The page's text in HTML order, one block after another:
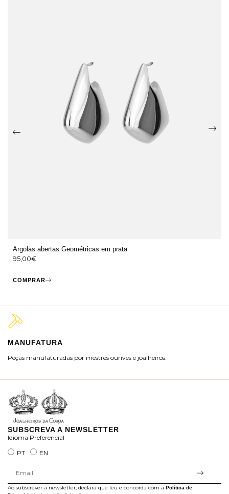
Argolas abertas Geométricas em prata
95,00€
COMPRAR
MANUFATURA
Peças manufaturadas por mestres ourives e joalheiros.
SUBSCREVA A NEWSLETTER
Idioma Preferencial
PT
EN
Ao subscrever à newsletter, declara que leu e concorda com a Política de